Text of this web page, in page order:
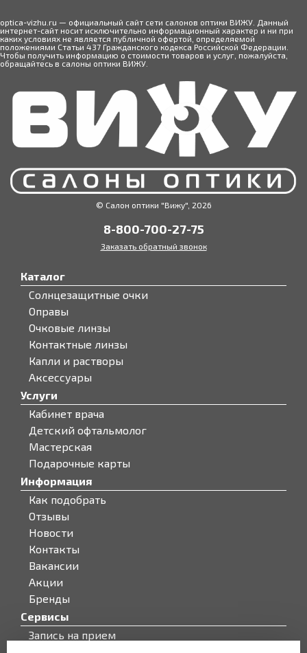
optica-vizhu.ru — официальный сайт сети салонов оптики ВИЖУ. Данный
интернет-сайт носит исключительно информационный характер и ни при
каких условиях не является публичной офертой, определяемой
положениями Статьи 437 Гражданского кодекса Российской Федерации.
Чтобы получить информацию о стоимости товаров и услуг, пожалуйста,
обращайтесь в салоны оптики ВИЖУ.
© Салон оптики "Вижу", 2026
8-800-700-27-75
Заказать обратный звонок
Каталог
Солнцезащитные очки
Оправы
Очковые линзы
Контактные линзы
Капли и растворы
Аксессуары
Услуги
Кабинет врача
Детский офтальмолог
Мастерская
Подарочные карты
Информация
Как подобрать
Отзывы
Новости
Контакты
Вакансии
Акции
Бренды
Сервисы
Запись на прием